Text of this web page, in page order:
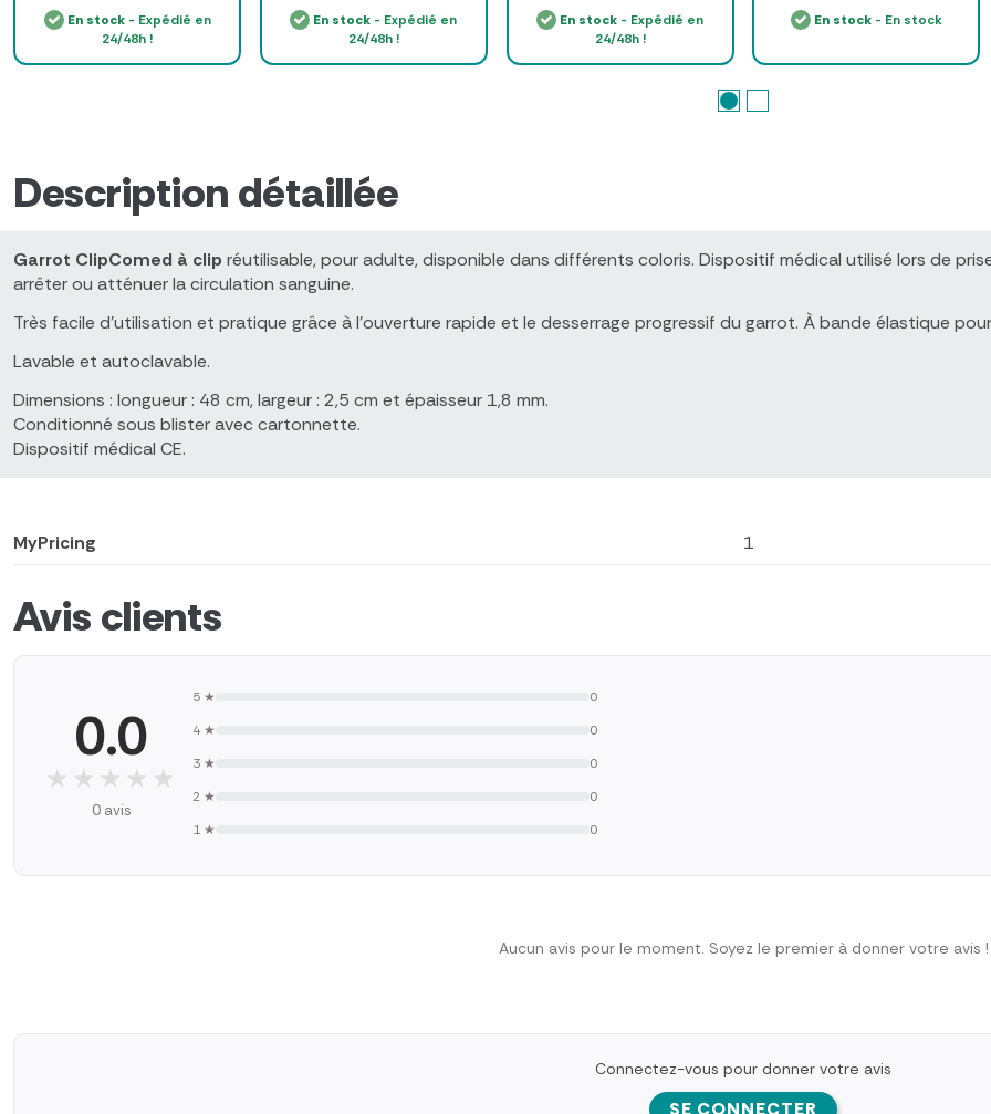
En stock- Expédié en
24/48h !
En stock - Expédié en
24/48h !
En stock - Expédié en
24/48h !
En stock- En stock
Description détaillée
Garrot ClipComed à clip réutilisable, pour adulte, disponible dans différents coloris. Dispositif médical utilisé lors de
arrêter ou atténuer la circulation sanguine.
Très facile d'utilisation et pratique grâce à l'ouverture rapide et le desserrage progressif du garrot. À bande élastique
Lavable et autoclavable.
Dimensions : longueur : 48 cm, largeur : 2,5 cm et épaisseur 1,8 mm.
Conditionné sous blister avec cartonnette.
Dispositif médical CE.
MyPricing 1
Avis clients
0.0
★★★★★
★★★★★
0 avis
5 ★
0
4 ★
0
3 ★
0
2 ★
0
1 ★
0
Aucun avis pour le moment. Soyez le premier à donner votre avis !
Connectez-vous pour donner votre avis
SE CONNECTER